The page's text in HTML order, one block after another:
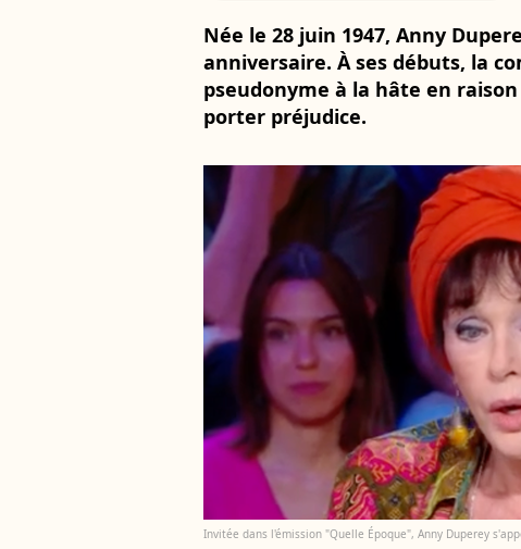
Née le 28 juin 1947, Anny
anniversaire. À ses débuts, la
pseudonyme à la hâte en
porter préjudice.
Invitée dans l'émission "Quelle Époque", Anny Duperey